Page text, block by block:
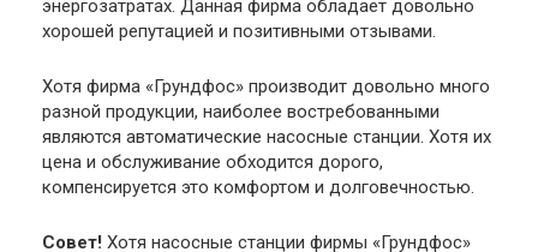
энергозатратах. Данная фирма обладает довольно
хорошей репутацией и позитивными отзывами.
Хотя фирма «Грундфос» производит довольно много
разной продукции, наиболее востребованными
являются автоматические насосные станции. Хотя их
цена и обслуживание обходится дорого,
компенсируется это комфортом и долговечностью.
Совет! Хотя насосные станции фирмы «Грундфос»